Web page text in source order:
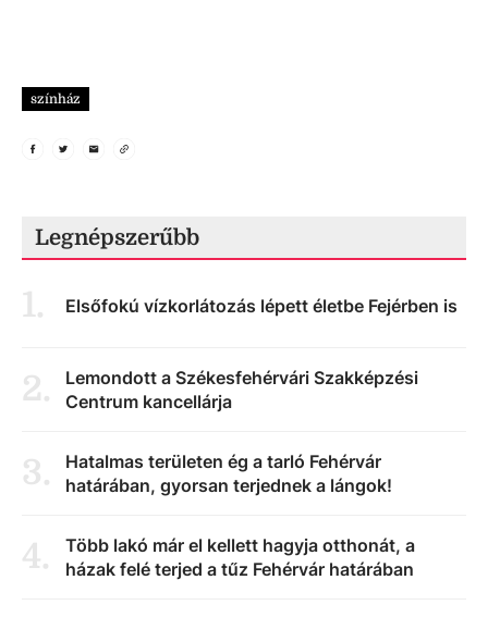
színház
Legnépszerűbb
1. Elsőfokú vízkorlátozás lépett életbe Fejérben is
2.
Lemondott a Székesfehérvári Szakképzési
Centrum kancellárja
3.
Hatalmas területen ég a tarló Fehérvár
határában, gyorsan terjednek a lángok!
4.
Több lakó már el kellett hagyja otthonát, a
házak felé terjed a tűz Fehérvár határában